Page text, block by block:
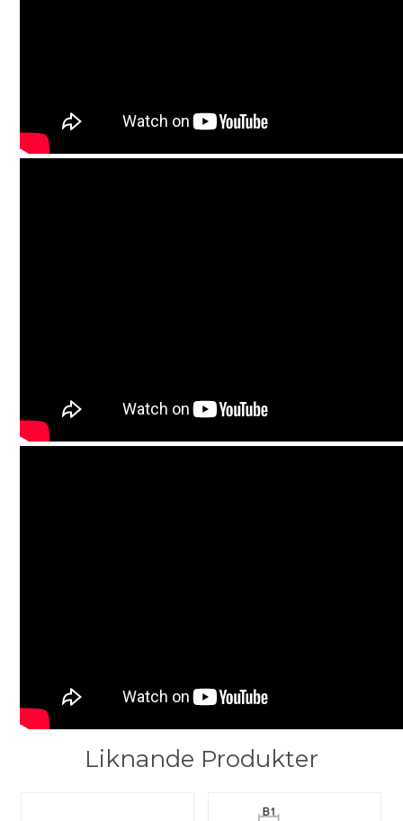
Liknande Produkter